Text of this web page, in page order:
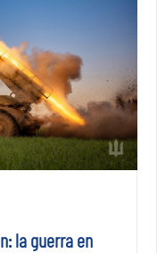
la guerra en